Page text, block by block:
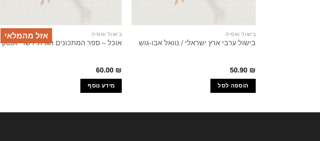
בישול ואפיה
בישול ערבי ארץ ישראלי / נוואל אבו-גוש
50.90 ₪
הוספה לסל
אזל מהמלאי בישול ואפיה
אוכל – ספר המתכונים הגדול / שרי אנסקי
60.00 ₪
מידע נוסף